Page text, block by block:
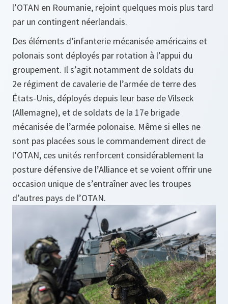
l’OTAN en Roumanie, rejoint quelques mois plus tard
par un contingent néerlandais.
Des éléments d’infanterie mécanisée américains et
polonais sont déployés par rotation à l’appui du
groupement. Il s’agit notamment de soldats du
2e régiment de cavalerie de l’armée de terre des
États-Unis, déployés depuis leur base de Vilseck
(Allemagne), et de soldats de la 17e brigade
mécanisée de l’armée polonaise. Même si elles ne
sont pas placées sous le commandement direct de
l’OTAN, ces unités renforcent considérablement la
posture défensive de l’Alliance et se voient offrir une
occasion unique de s’entraîner avec les troupes
d’autres pays de l’OTAN.